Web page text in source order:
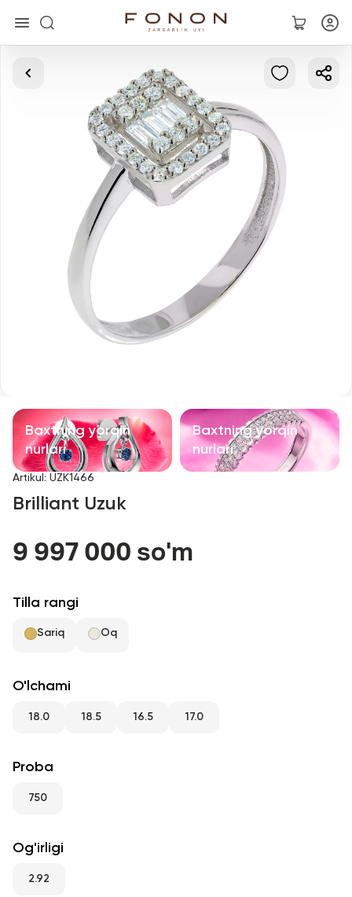
Asosiy
Kolleksiyalar
Bilaguzuklar
Kulonlar
Aksessuarlar
Sevimli
RU ENG UZ
Baxtning yorqin
nurlari
Baxtning yorqin
nurlari
Artikul : UZK1466
Brilliant Uzuk
9 997 000 so'm
Tilla rangi
Sariq Oq
O'lchami
18.0 18.5 16.5 17.0
Proba
750
Og'irligi
2.92